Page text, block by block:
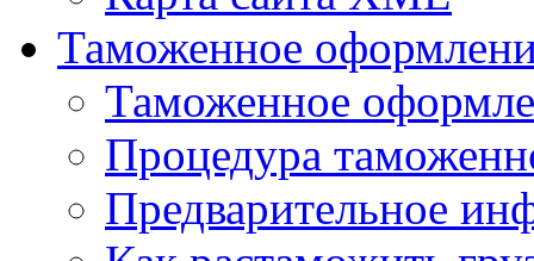
Таможенное
Таможенное
Процедура
Предварительное